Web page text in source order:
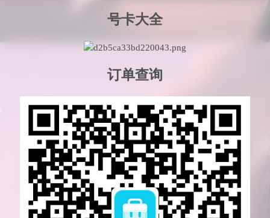
号卡大全
订单查询